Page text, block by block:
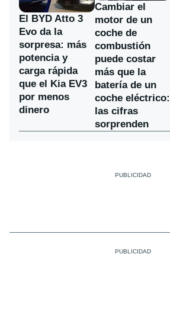
El BYD Atto 3
Evo da la
sorpresa: más
potencia y
carga rápida
que el Kia EV3
por menos
dinero
Cambiar el
motor de un
coche de
combustión
puede costar
más que la
batería de un
coche eléctrico:
las cifras
sorprenden